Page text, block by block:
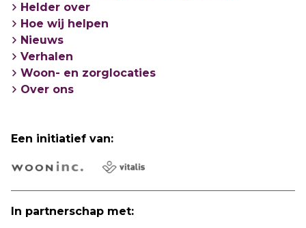
Helder over
Hoe wij helpen
Nieuws
Verhalen
Woon- en zorglocaties
Over ons
Een initiatief van:
In partnerschap met: